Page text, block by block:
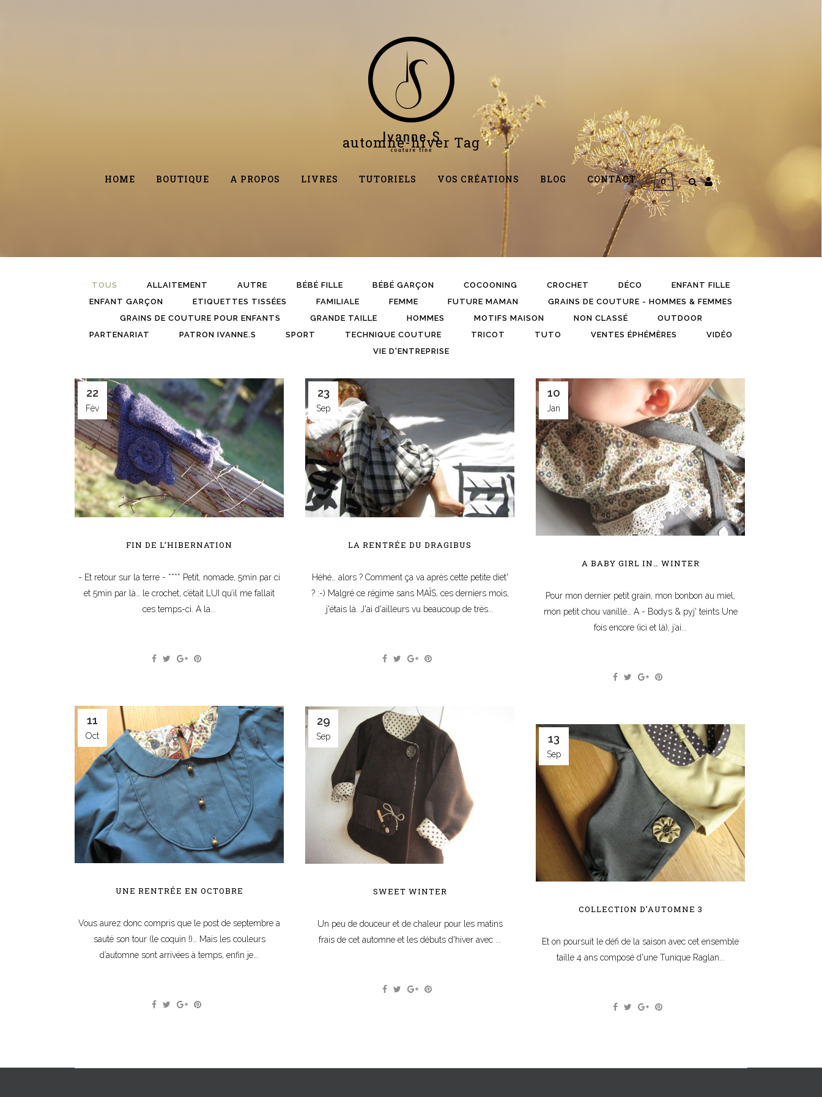
HOME BOUTIQUE A PROPOS LIVRES TUTORIELS VOS CRÉATIONS BLOG CONTACT 0
automne-hiver Tag
TOUS ALLAITEMENT AUTRE BÉBÉ FILLE BÉBÉ GARÇON COCOONING CROCHET DÉCO
ENFANT FILLE
ENFANT GARÇON
ETIQUETTES TISSÉES FAMILIALE FEMME FUTURE MAMAN
GRAINS DE COUTURE - HOMMES & FEMMES
GRAINS DE COUTURE POUR ENFANTS
GRANDE TAILLE HOMMES MOTIFS MAISON NON CLASSÉ
OUTDOOR
PARTENARIAT
PATRON IVANNE.S SPORT TECHNIQUE COUTURE TRICOT TUTO VENTES ÉPHÉMÈRES
VIDÉO
VIE D'ENTREPRISE
22
Fév
FIN DE L’HIBERNATION
- Et retour sur la terre - **** Petit, nomade, 5min par ci
et 5min par là… le crochet, c’était LUI qu’il me fallait
ces temps-ci. A la...
23
Sep
LA RENTRÉE DU DRAGIBUS
Héhé… alors ? Comment ça va après cette petite diet'
? :-) Malgré ce régime sans MAÏS, ces derniers mois,
j'étais là. J'ai d'ailleurs vu beaucoup de très...
10
Jan
A BABY GIRL IN… WINTER
Pour mon dernier petit grain, mon bonbon au miel,
mon petit chou vanillé… A - Bodys & pyj' teints Une
fois encore (ici et là), j’ai...
11
Oct
UNE RENTRÉE EN OCTOBRE
Vous aurez donc compris que le post de septembre a
sauté son tour (le coquin !)… Mais les couleurs
d’automne sont arrivées à temps, enfin je...
29
Sep
SWEET WINTER
Un peu de douceur et de chaleur pour les matins
frais de cet automne et les débuts d'hiver avec ...
13
Sep
COLLECTION D’AUTOMNE 3
Et on poursuit le défi de la saison avec cet ensemble
taille 4 ans composé d'une Tunique Raglan...